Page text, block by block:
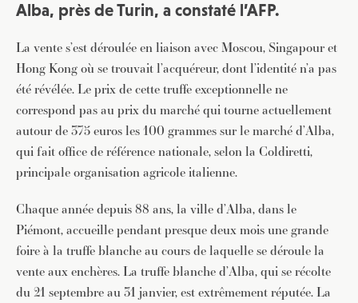
Alba, près de Turin, a constaté l’AFP.
La vente s’est déroulée en liaison avec Moscou, Singapour et
Hong Kong où se trouvait l’acquéreur, dont l’identité n’a pas
été révélée. Le prix de cette truffe exceptionnelle ne
correspond pas au prix du marché qui tourne actuellement
autour de 375 euros les 100 grammes sur le marché d’Alba,
qui fait office de référence nationale, selon la Coldiretti,
principale organisation agricole italienne.
Chaque année depuis 88 ans, la ville d’Alba, dans le
Piémont, accueille pendant presque deux mois une grande
foire à la truffe blanche au cours de laquelle se déroule la
vente aux enchères. La truffe blanche d’Alba, qui se récolte
du 21 septembre au 31 janvier, est extrêmement réputée. La